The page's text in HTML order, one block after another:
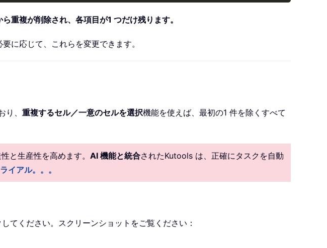
重複が削除され、各項目が1 つだけ残ります。
に応じて、これらを変更できます。
、 重複するセル／一意のセルを選択機能を使えば、最初の1 件を除くすべて
と生産性を高めます。 AI 機能と統合されたKutools は、正確にタスクを自動
イアル。。。
てください。スクリーンショットをご覧ください：